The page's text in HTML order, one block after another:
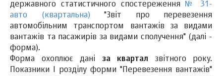
державного статистичного спостереження № 31-
авто (квартальна) "Звіт про перевезення
автомобільним транспортом вантажів за видами
вантажів та пасажирів за видами сполучення" (далі -
форма).
Форма охоплює дані за квартал звітного року.
Показники I розділу форми "Перевезення вантажів"